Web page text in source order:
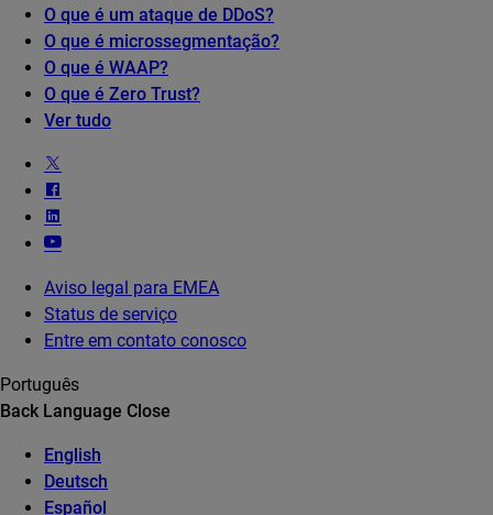
O que é um ataque de DDoS?
O que é microssegmentação?
O que é WAAP?
O que é Zero Trust?
Ver tudo
Aviso legal para EMEA
Status de serviço
Entre em contato conosco
Português
Back Language Close
English
Deutsch
Español